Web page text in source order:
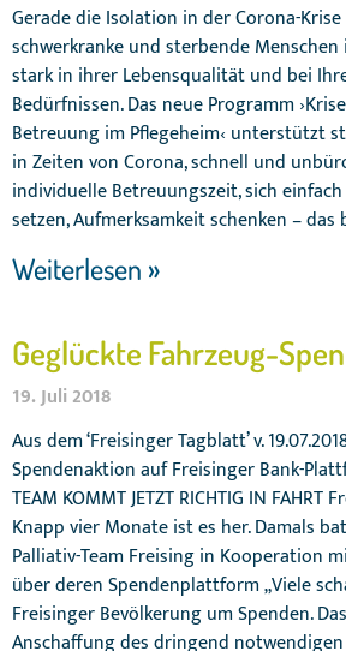
Gerade die Isolation in der Corona-
schwerkranke und sterbende
stark in ihrer Lebensqualität und bei
Bedürfnissen. Das neue Programm
Betreuung im Pflegeheim‹ unterstützt
in Zeiten von Corona, schnell und
individuelle Betreuungszeit, sich
setzen, Aufmerksamkeit schenken – das
Weiterlesen »
Geglückte Fahrzeug-
19. Juli 2018
Aus dem ‘Freisinger Tagblatt’ v.
Spendenaktion auf Freisinger Bank-
TEAM KOMMT JETZT RICHTIG IN
Knapp vier Monate ist es her. Damals
Palliativ-Team Freising in Kooperation
über deren Spendenplattform „Viele
Freisinger Bevölkerung um Spenden.
Anschaffung des dringend